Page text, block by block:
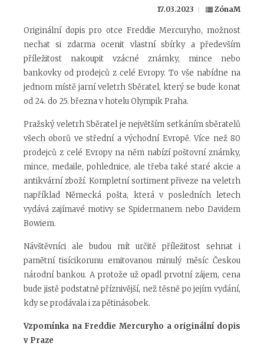
17.03.2023 ZónaM
Originální dopis pro otce Freddie Mercuryho, možnost
nechat si zdarma ocenit vlastní sbírky a především
příležitost nakoupit vzácné známky, mince nebo
bankovky od prodejců z celé Evropy. To vše nabídne na
jednom místě jarní veletrh Sběratel, který se bude konat
od 24. do 25. března v hotelu Olympik Praha.
Pražský veletrh Sběratel je největším setkáním sběratelů
všech oborů ve střední a východní Evropě. Více než 80
prodejců z celé Evropy na něm nabízí poštovní známky,
mince, medaile, pohlednice, ale třeba také staré akcie a
antikvární zboží. Kompletní sortiment přiveze na veletrh
například Německá pošta, která v posledních letech
vydává zajímavé motivy se Spidermanem nebo Davidem
Bowiem.
Návštěvníci ale budou mít určitě příležitost sehnat i
pamětní tisícikorunu emitovanou minulý měsíc Českou
národní bankou. A protože už opadl prvotní zájem, cena
bude jistě podstatně příznivější, než těsně po jejím vydání,
kdy se prodávala i za pětinásobek.
Vzpomínka na Freddie Mercuryho a originální dopis
v Praze